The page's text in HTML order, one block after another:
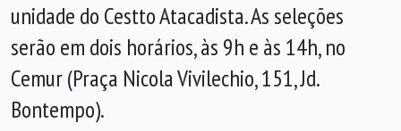
unidade do Cestto Atacadista. As seleções
serão em dois horários, às 9h e às 14h, no
Cemur (Praça Nicola Vivilechio, 151, Jd.
Bontempo).